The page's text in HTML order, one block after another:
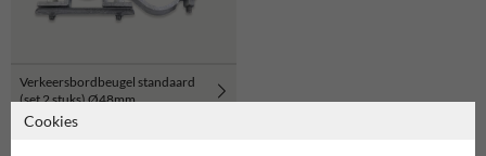
Verkeersbordbeugel standaard
(set 2 stuks) Ø48mm
Cookies